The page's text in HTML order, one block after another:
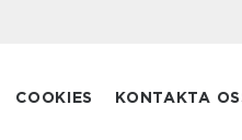
COOKIES KONTAKTA